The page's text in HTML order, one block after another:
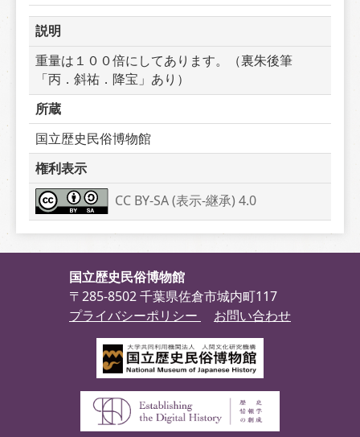
説明
重量は１００倍にしてあります。（裏朱後筆
「丙．斜祐．降宝」あり）
所蔵
国立歴史民俗博物館
権利表示
CC BY-SA (表示-継承) 4.0
国立歴史民俗博物館
〒285-8502 千葉県佐倉市城内町117
プライバシーポリシー
お問い合わせ